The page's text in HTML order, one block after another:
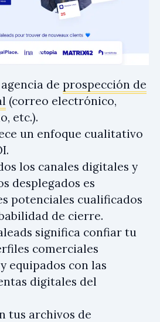
de prospección de
(correo electrónico,
etc.).
un enfoque cualitativo
los canales digitales y
desplegados es
potenciales cualificados
de cierre.
significa confiar tu
comerciales
equipados con las
digitales del
tus archivos de